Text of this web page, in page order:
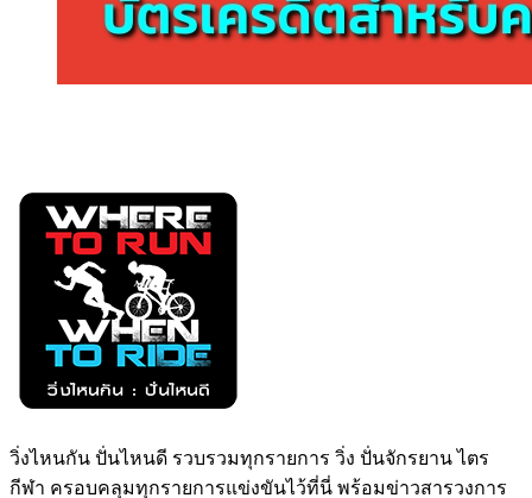
วิ่งไหนกัน ปั่นไหนดี รวบรวมทุกรายการ วิ่ง ปั่นจักรยาน ไตร
กีฬา ครอบคลุมทุกรายการแข่งขันไว้ที่นี่ พร้อมข่าวสารวงการ